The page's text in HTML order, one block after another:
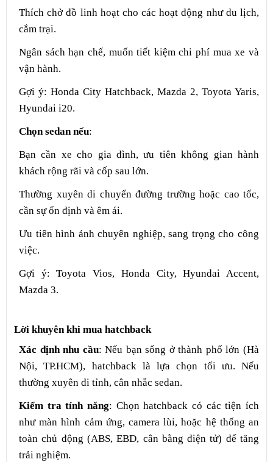
Thích chở đồ linh hoạt cho các hoạt động như du lịch,
cắm trại.
Ngân sách hạn chế, muốn tiết kiệm chi phí mua xe và
vận hành.
Gợi ý: Honda City Hatchback, Mazda 2, Toyota Yaris,
Hyundai i20.
Chọn sedan nếu:
Bạn cần xe cho gia đình, ưu tiên không gian hành
khách rộng rãi và cốp sau lớn.
Thường xuyên di chuyển đường trường hoặc cao tốc,
cần sự ổn định và êm ái.
Ưu tiên hình ảnh chuyên nghiệp, sang trọng cho công
việc.
Gợi ý: Toyota Vios, Honda City, Hyundai Accent,
Mazda 3.
Lời khuyên khi mua hatchback
Xác định nhu cầu: Nếu bạn sống ở thành phố lớn (Hà
Nội, TP.HCM), hatchback là lựa chọn tối ưu. Nếu
thường xuyên đi tỉnh, cân nhắc sedan.
Kiểm tra tính năng: Chọn hatchback có các tiện ích
như màn hình cảm ứng, camera lùi, hoặc hệ thống an
toàn chủ động (ABS, EBD, cân bằng điện tử) để tăng
trải nghiệm.